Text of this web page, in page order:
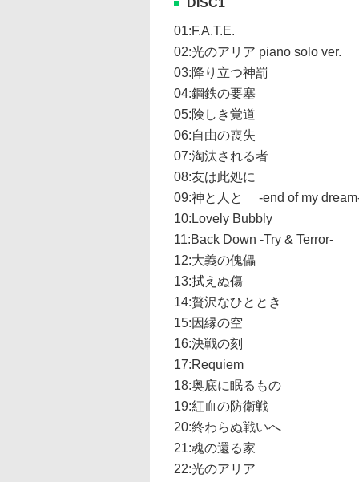
DISC1
01:F.A.T.E.
02:光のアリア piano solo ver.
03:降り立つ神罰
04:鋼鉄の要塞
05:険しき覚道
06:自由の喪失
07:淘汰される者
08:友は此処に
09:神と人と -end of my
10:Lovely Bubbly
11:Back Down -Try & Terror-
12:大義の傀儡
13:拭えぬ傷
14:贅沢なひととき
15:因縁の空
16:決戦の刻
17:Requiem
18:奥底に眠るもの
19:紅血の防衛戦
20:終わらぬ戦いへ
21:魂の還る家
22:光のアリア